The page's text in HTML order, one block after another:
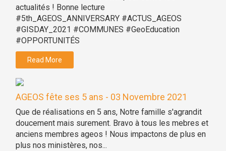
actualités ! Bonne lecture
#5th_AGEOS_ANNIVERSARY #ACTUS_AGEOS
#GISDAY_2021 #COMMUNES #GeoEducation
#OPPORTUNITÉS
Read More
AGEOS fête ses 5 ans - 03 Novembre 2021
Que de réalisations en 5 ans, Notre famille s'agrandit
doucement mais surement. Bravo à tous les mebres et
anciens membres ageos ! Nous impactons de plus en
plus nos ministères, nos...